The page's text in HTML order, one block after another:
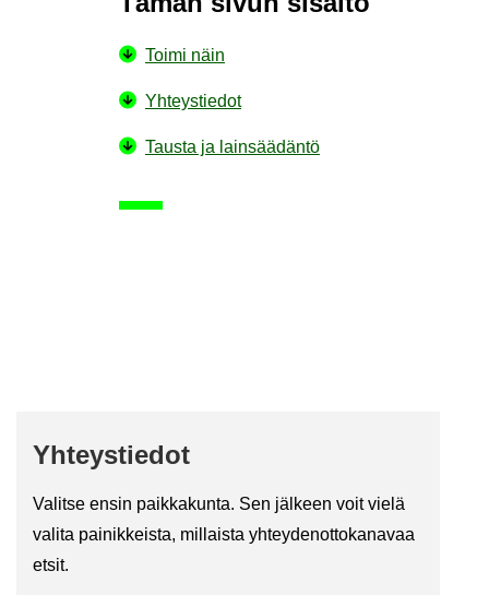
Toimi näin
Yh­teys­tie­dot
Taus­ta ja lain­sää­dän­tö
Yh­teys­tie­dot
Va­lit­se ensin paik­ka­kun­ta. Sen jäl­keen voit vielä
va­li­ta pai­nik­keis­ta, mil­lais­ta yh­tey­den­ot­to­ka­na­vaa
etsit.